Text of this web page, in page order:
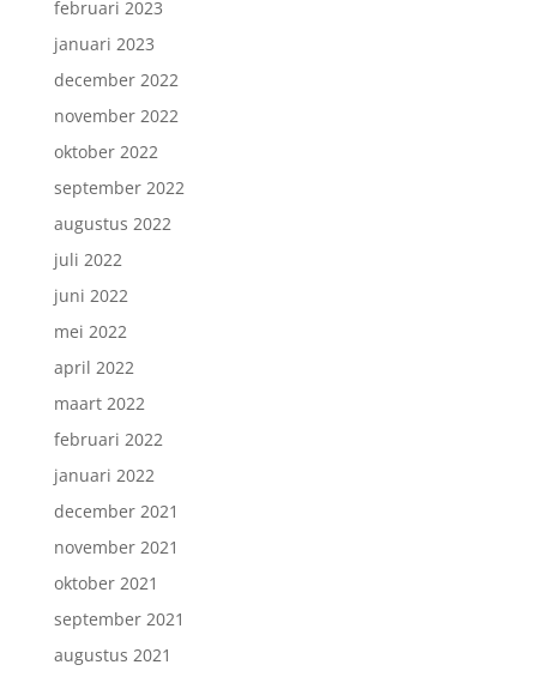
februari 2023
januari 2023
december 2022
november 2022
oktober 2022
september 2022
augustus 2022
juli 2022
juni 2022
mei 2022
april 2022
maart 2022
februari 2022
januari 2022
december 2021
november 2021
oktober 2021
september 2021
augustus 2021